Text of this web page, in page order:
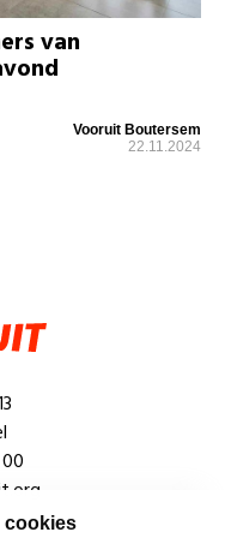
cookies
van
Vooruit Boutersem
22.11.2024